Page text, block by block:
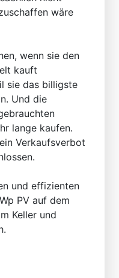
wäre
wenn sie den
kauft
sie das billigste
Und die
lange kaufen.
Verkaufsverbot
und effizienten
PV auf dem
Keller und